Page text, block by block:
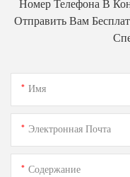
Номер Телефона В
Отправить Вам
Имя
Электронная Почта
Содержание